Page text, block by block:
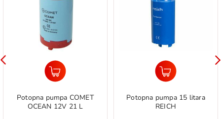
Potopna pumpa COMET
OCEAN 12V 21 L
Potopna pumpa 15 litara
REICH